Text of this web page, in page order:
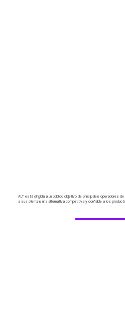
ALT está dirigida a un público objetivo de principales operadores
a sus clientes una alternativa competitiva y confiable a los